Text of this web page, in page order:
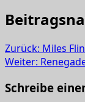
Zurück: Miles
Weiter:
Schreibe